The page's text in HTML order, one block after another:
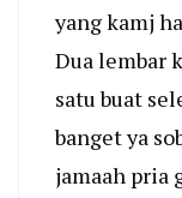
yang kamj
Dua lembar
satu buat
banget ya
jamaah pria